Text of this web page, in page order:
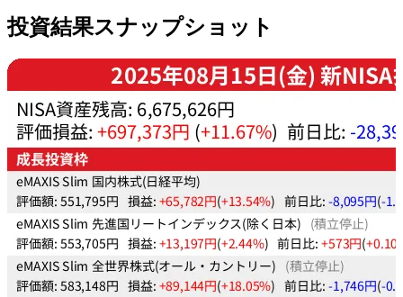
投資結果スナップショット